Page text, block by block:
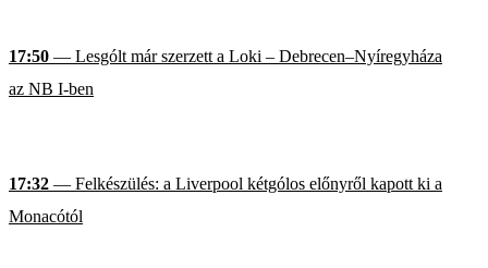
17:50 — Lesgólt már szerzett a Loki – Debrecen–Nyíregyháza
az NB I-ben
17:32 — Felkészülés: a Liverpool kétgólos előnyről kapott ki a
Monacótól